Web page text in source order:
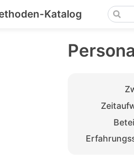
Katalog